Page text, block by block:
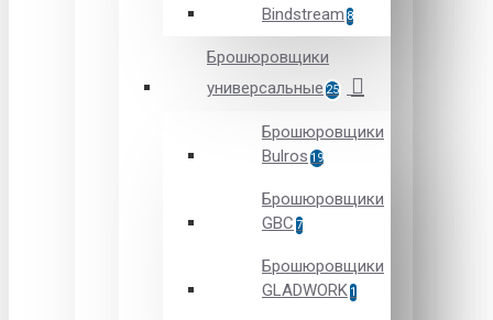
Bindstream 8
Брошюровщики
универсальные 25
Брошюровщики
Bulros 19
Брошюровщики
GBC 7
Брошюровщики
GLADWORK 1